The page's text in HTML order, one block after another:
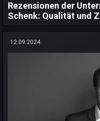
Rezensionen der
Schenk: Qualität und
12.09.2024